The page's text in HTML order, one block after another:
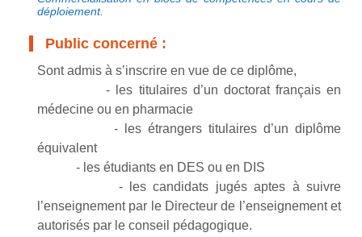
déploiement.
Public concerné :
Sont admis à s’inscrire en vue de ce diplôme,
- les titulaires d’un doctorat français en
médecine ou en pharmacie
- les étrangers titulaires d’un diplôme
équivalent
- les étudiants en DES ou en DIS
- les candidats jugés aptes à suivre
l’enseignement par le Directeur de l’enseignement et
autorisés par le conseil pédagogique.